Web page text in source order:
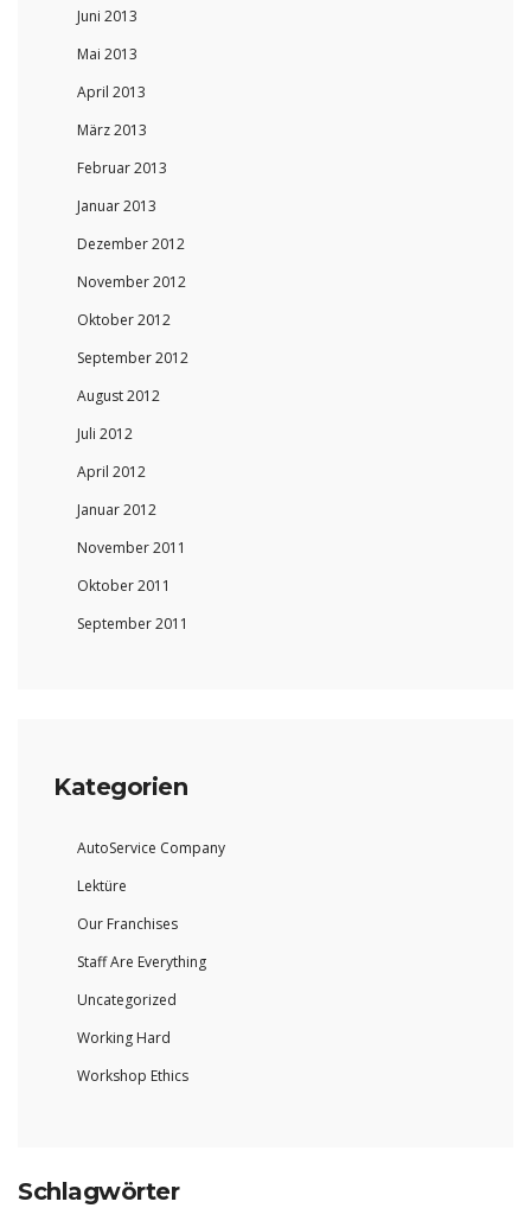
Juni 2013
Mai 2013
April 2013
März 2013
Februar 2013
Januar 2013
Dezember 2012
November 2012
Oktober 2012
September 2012
August 2012
Juli 2012
April 2012
Januar 2012
November 2011
Oktober 2011
September 2011
Kategorien
AutoService Company
Lektüre
Our Franchises
Staff Are Everything
Uncategorized
Working Hard
Workshop Ethics
Schlagwörter